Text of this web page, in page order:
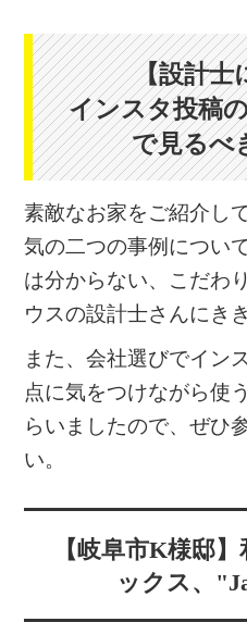
【設計士
インスタ投稿
で見るべ
素敵なお家をご紹介し
気の二つの事例につい
は分からない、こだわ
ウスの設計士さんにき
また、会社選びでイン
点に気をつけながら使
らいましたので、ぜひ
い。
【岐阜市K様邸
ックス、